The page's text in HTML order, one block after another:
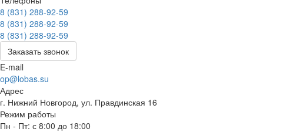
8 (831) 288-92-59
8 (831) 288-92-59
8 (831) 288-92-59
Заказать звонок
E-mail
op@lobas.su
Адрес
г. Нижний Новгород, ул. Правдинская 16
Режим работы
Пн - Пт: с 8:00 до 18:00